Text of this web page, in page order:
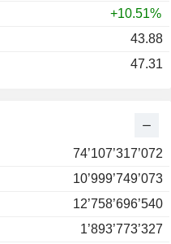
74’107’317’072
10’999’749’073
12’758’696’540
1’893’773’327
+10.51%
43.88
47.31